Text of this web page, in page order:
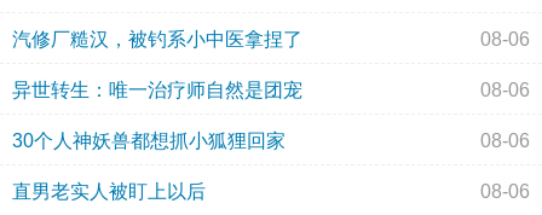
汽修厂糙汉，被钓系小中医拿捏了 08-06
异世转生：唯一治疗师自然是团宠 08-06
30个人神妖兽都想抓小狐狸回家 08-06
直男老实人被盯上以后 08-06